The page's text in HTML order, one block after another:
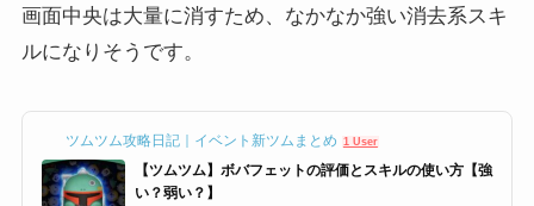
画面中央は大量に消すため、なかなか強い消去系スキ
ルになりそうです。
ツムツム攻略日記｜イベント新ツムまとめ 1 User
【ツムツム】ボバフェットの評価とスキルの使い方【強
い？弱い？】